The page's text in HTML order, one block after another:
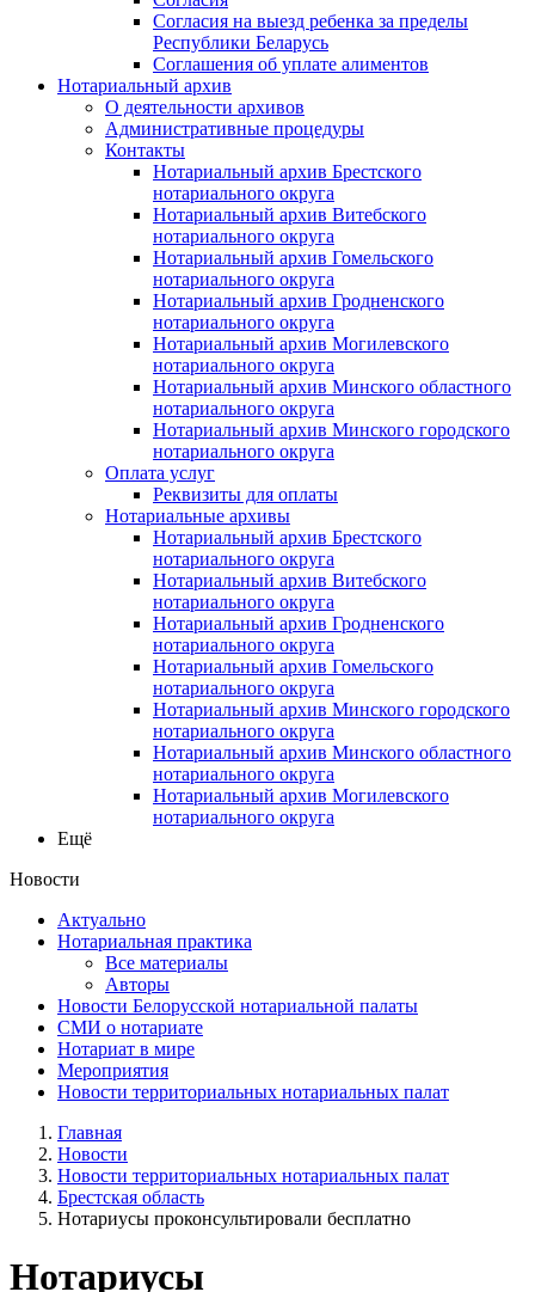
Согласия на выезд ребенка за пределы
Республики Беларусь
Соглашения об уплате алиментов
Нотариальный архив
О деятельности архивов
Административные процедуры
Контакты
Нотариальный архив Брестского
нотариального округа
Нотариальный архив Витебского
нотариального округа
Нотариальный архив Гомельского
нотариального округа
Нотариальный архив Гродненского
нотариального округа
Нотариальный архив Могилевского
нотариального округа
Нотариальный архив Минского областного
нотариального округа
Нотариальный архив Минского городского
нотариального округа
Оплата услуг
Реквизиты для оплаты
Нотариальные архивы
Нотариальный архив Брестского
нотариального округа
Нотариальный архив Витебского
нотариального округа
Нотариальный архив Гродненского
нотариального округа
Нотариальный архив Гомельского
нотариального округа
Нотариальный архив Минского городского
нотариального округа
Нотариальный архив Минского областного
нотариального округа
Нотариальный архив Могилевского
нотариального округа
Ещё
Новости
Актуально
Нотариальная практика
Все материалы
Авторы
Новости Белорусской нотариальной палаты
СМИ о нотариате
Нотариат в мире
Мероприятия
Новости территориальных нотариальных палат
Главная
Новости
Новости территориальных нотариальных палат
Брестская область
Нотариусы проконсультировали бесплатно
Нотариусы